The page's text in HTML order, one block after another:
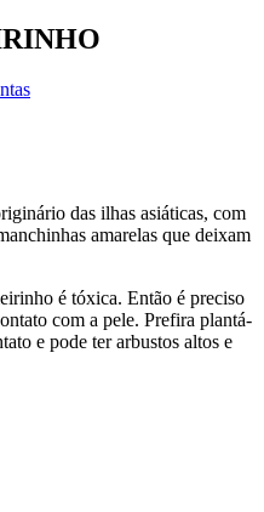
das ilhas asiáticas, com
amarelas que deixam
é tóxica. Então é preciso
com a pele. Prefira plantá-
e pode ter arbustos altos e